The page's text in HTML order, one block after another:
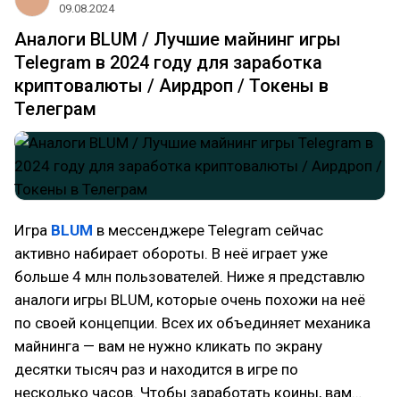
09.08.2024
Аналоги BLUM / Лучшие майнинг игры
Telegram в 2024 году для заработка
криптовалюты / Аирдроп / Токены в
Телеграм
Игра BLUM в мессенджере Telegram сейчас
активно набирает обороты. В неё играет уже
больше 4 млн пользователей. Ниже я представлю
аналоги игры BLUM, которые очень похожи на неё
по своей концепции. Всех их объединяет механика
майнинга — вам не нужно кликать по экрану
десятки тысяч раз и находится в игре по
несколько часов. Чтобы заработать коины, вам…